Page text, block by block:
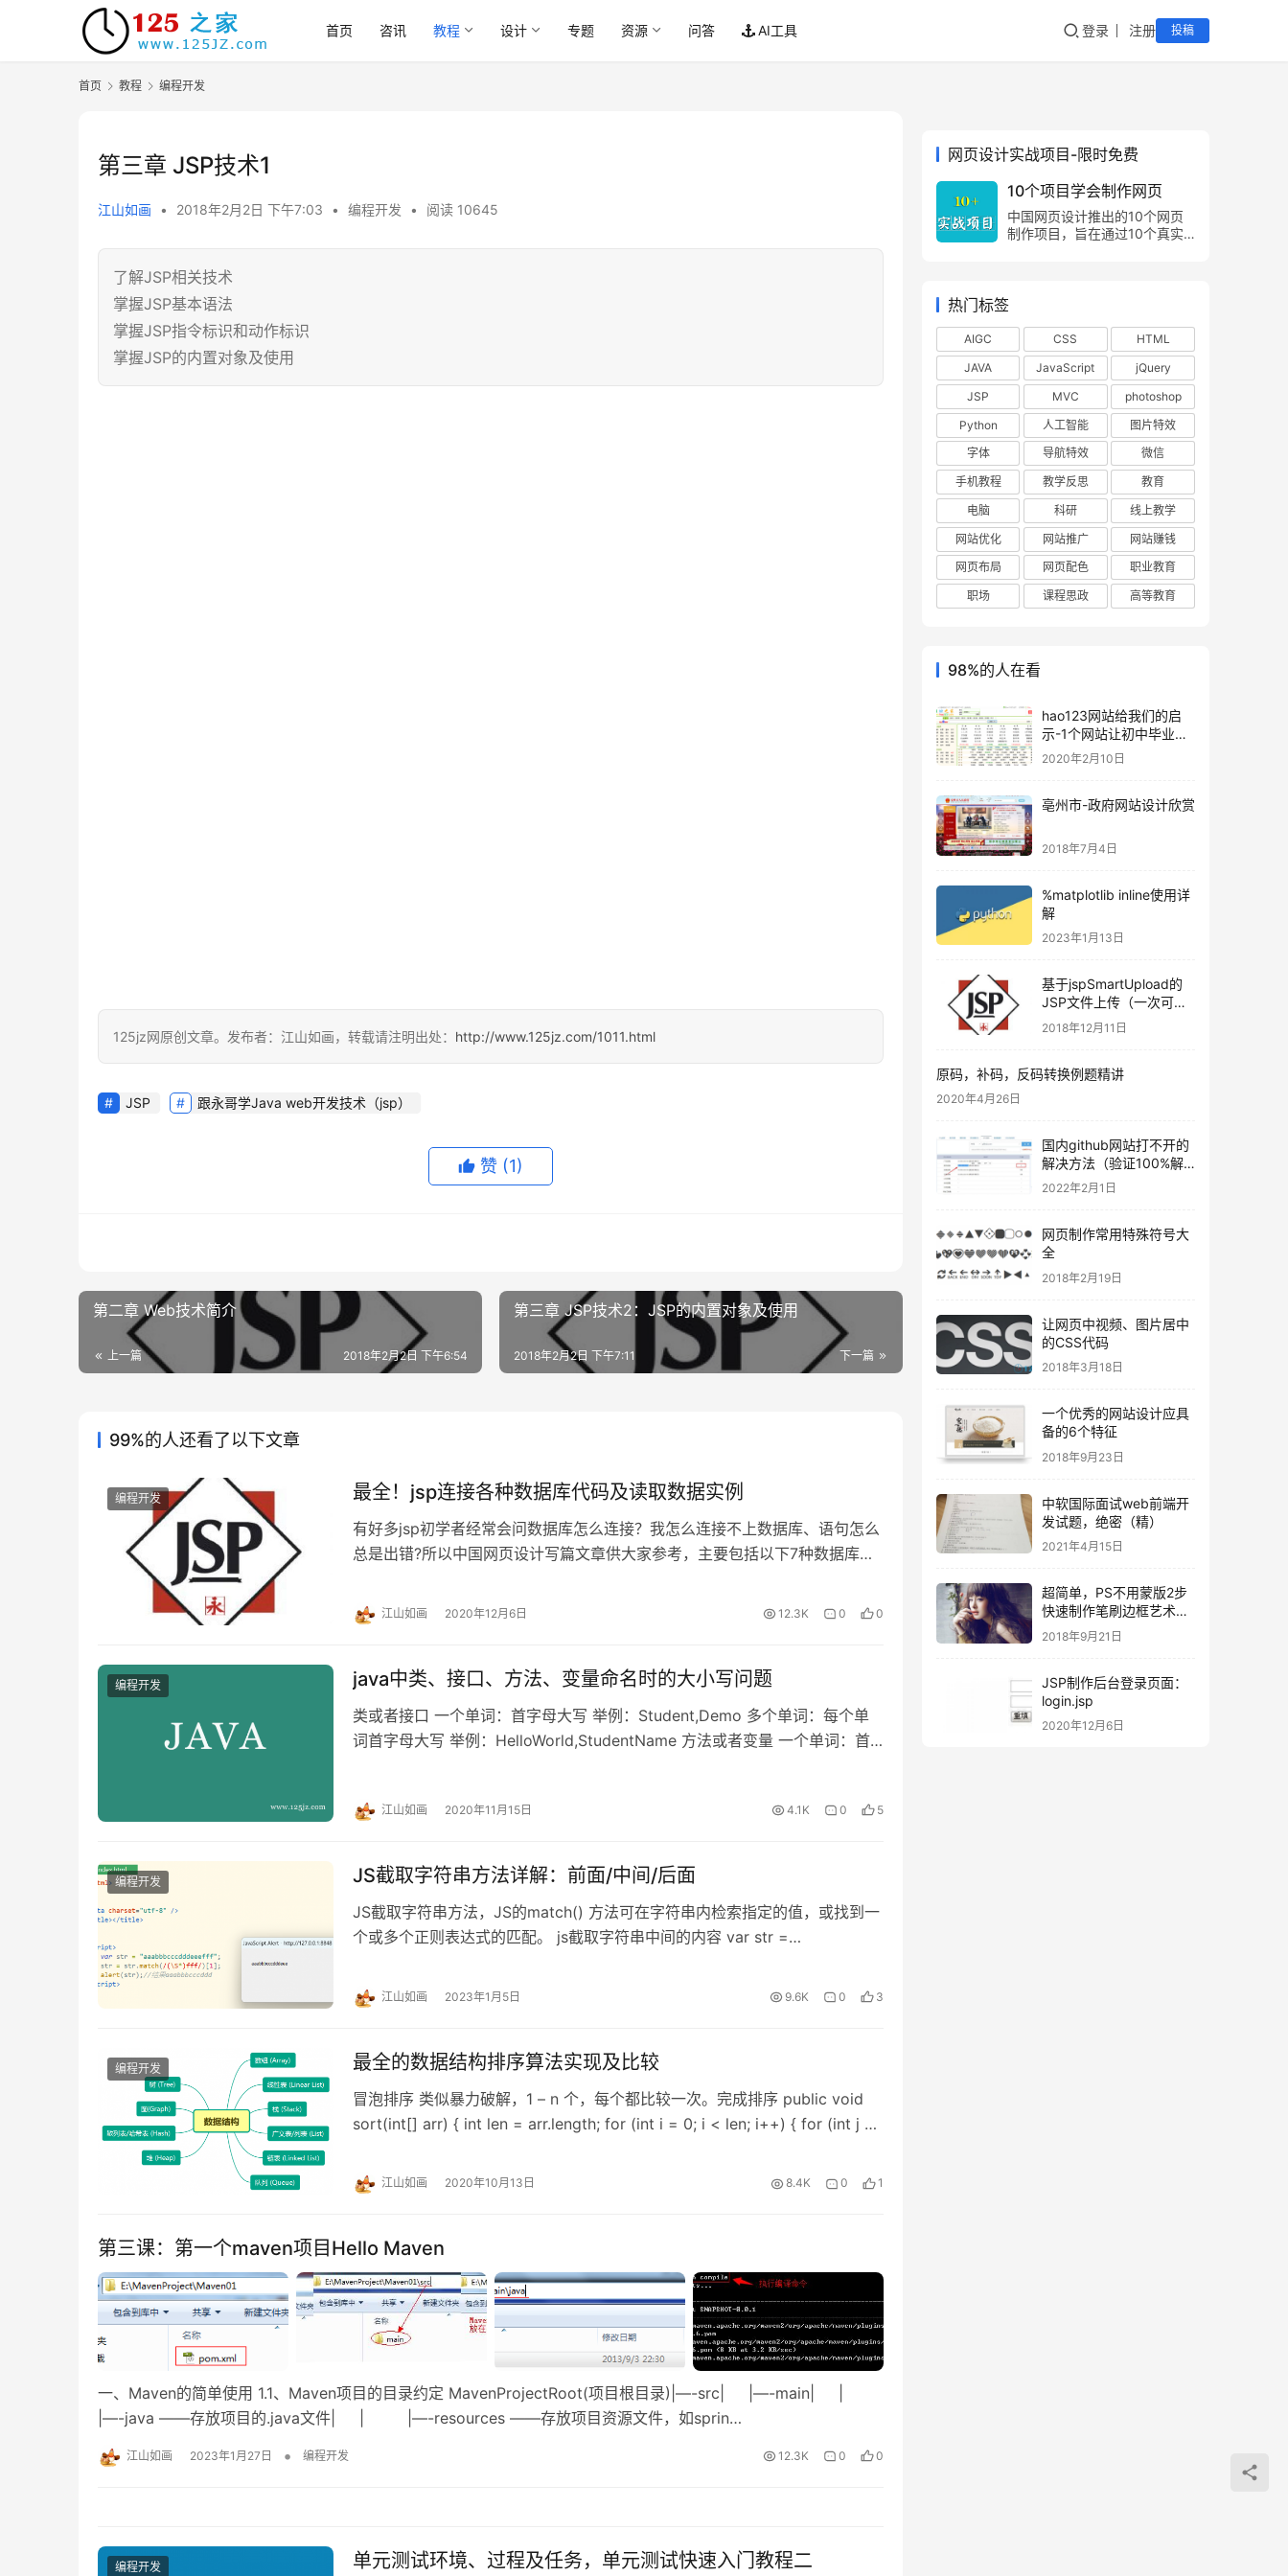
首页 咨讯 教程 设计 专题 资源 问答 AI工具 登录 注册 投稿
首页 教程 编程开发
第三章 JSP技术1
江山如画 • 2018年2月2日 下午7:03 • 编程开发 • 阅读 10645
了解JSP相关技术
掌握JSP基本语法
掌握JSP指令标识和动作标识
掌握JSP的内置对象及使用
125jz网原创文章。发布者：江山如画，转载请注明出处： http://www.125jz.com/1011.html
JSP 跟永哥学Java web开发技术（jsp）
赞 (1)
第二章 Web技术简介
上一篇 2018年2月2日 下午6:54
第三章 JSP技术2：JSP的内置对象及使用
下一篇
2018年2月2日 下午7:11
99%的人还看了以下文章
编程开发 最全！jsp连接各种数据库代码及读取数据实例
有好多jsp初学者经常会问数据库怎么连接？我怎么连接不上数据库、语句怎么
总是出错?所以中国网页设计写篇文章供大家参考，主要包括以下7种数据库的
三、jsp连接DB2数据库 四、jsp连接Informix数据库 五、jsp连接Sybase数据
库 六、jsp连接Pos…
江山如画 2020年12月6日 12.3K 0 0
编程开发 java中类、接口、方法、变量命名时的大小写问题
类或者接口 一个单词：首字母大写 举例：Student,Demo 多个单词：每个单
词首字母大写 举例：HelloWorld,StudentName 方法或者变量 一个单词：首
例：PI …
江山如画 2020年11月15日 4.1K 0 5
编程开发 JS截取字符串方法详解：前面/中间/后面
JS截取字符串方法，JS的match() 方法可在字符串内检索指定的值，或找到一
个或多个正则表达式的匹配。 js截取字符串中间的内容 var str =
bbbcccdddeee js截取某个字符串前面的内容 var…
江山如画 2023年1月5日 9.6K 0 3
编程开发 最全的数据结构排序算法实现及比较
冒泡排序 类似暴力破解，1 – n 个，每个都比较一次。完成排序 public void
sort(int[] arr) { int len = arr.length; for (int i = 0; i < len; i++) { for (int j = i
江山如画 2020年10月13日 8.4K 0 1
第三课：第一个maven项目Hello Maven
一、Maven的简单使用 1.1、Maven项目的目录约定 MavenProjectRoot(项目根目录)|—-src| |—-main| |
|—-java ——存放项目的.java文件| | |—-resources ——存放项目资源文件，如sprin…
江山如画 2023年1月27日 • 编程开发 12.3K 0 0
编程开发 单元测试环境、过程及任务，单元测试快速入门教程二
网页设计实战项目-限时免费
10个项目学会制作网页
中国网页设计推出的10个网页
制作项目，旨在通过10个真实
热门标签
AIGC CSS
HTML
JAVA
JavaScript
jQuery
JSP
MVC
photoshop
Python
人工智能
图片特效
字体
导航特效
微信
手机教程
教学反思
教育
电脑
科研
线上教学
网站优化
网站推广
网站赚钱
网页布局
网页配色
职业教育
职场
课程思政 高等教育
98%的人在看
hao123网站给我们的启
示-1个网站让初中毕业的
我成为千万富翁
2020年2月10日
亳州市-政府网站设计欣赏
2018年7月4日
%matplotlib inline使用详
解
2023年1月13日
基于jspSmartUpload的
JSP文件上传（一次可以
上传多个文件）
2018年12月11日
原码，补码，反码转换例题精讲
2020年4月26日
国内github网站打不开的
解决方法（验证100%解
决）
2022年2月1日
网页制作常用特殊符号大
全
2018年2月19日
让网页中视频、图片居中
的CSS代码
2018年3月18日
一个优秀的网站设计应具
备的6个特征
2018年9月23日
中软国际面试web前端开
发试题，绝密（精）
2021年4月15日
超简单，PS不用蒙版2步
快速制作笔刷边框艺术照
（附素材）
2018年9月21日
JSP制作后台登录页面：
login.jsp
2020年12月6日